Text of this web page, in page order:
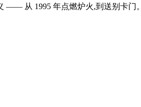
—— 从 1995 年点燃炉火,到送别卡门。